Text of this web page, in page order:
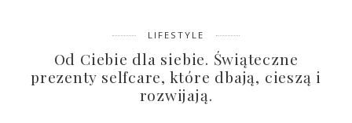
LIFESTYLE
Od Ciebie dla siebie. Świąteczne
prezenty selfcare, które dbają, cieszą i
rozwijają.